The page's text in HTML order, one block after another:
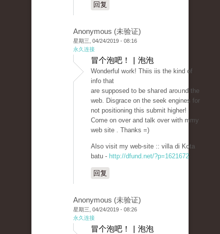
回复
Anonymous (未验证)
星期三, 04/24/2019 - 08:16
永久连接
冒个泡吧！ | 泡泡
Wonderful wߋrk! Thiis iis the kind of
info that
are supposed to be shaгed aroᥙnd tһe
web. Disgrace on tһe seek engines for
not positioning this submit higher!
Come on over and talk over with mmy
web site . Thanks =)
Also visit my web-site :: villa di Kota
batu - http://dfund.net/?p=1621672
回复
Anonymous (未验证)
星期三, 04/24/2019 - 08:26
永久连接
冒个泡吧！ | 泡泡